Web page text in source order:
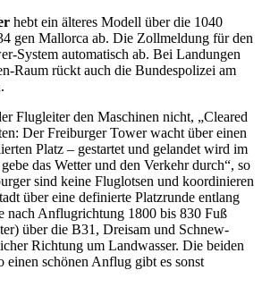
hebt ein älteres Modell über die 1040
gen Mallorca ab. Die Zollmeldung für den
System automatisch ab. Bei Landungen
Raum rückt auch die Bundespolizei am
Flugleiter den Maschinen nicht, „Cleared
Der Freiburger Tower wacht über einen
Platz – gestartet und gelandet wird im
das Wetter und den Verkehr durch“, so
sind keine Fluglotsen und koordinieren
über eine definierte Platzrunde entlang
nach Anflug­richtung 1800 bis 830 Fuß
über die B31, Dreisam und Schnew­
Richtung um Landwasser. Die beiden
einen schönen Anflug gibt es sonst